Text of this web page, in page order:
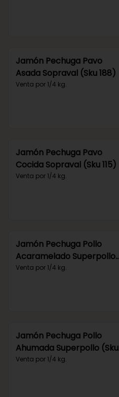
Jamón Pechuga Pavo
Asada Sopraval (Sku 188)
Venta por 1/4 kg.
Jamón Pechuga Pavo
Cocida Sopraval (Sku 115)
Venta por 1/4 kg.
Jamón Pechuga Pollo
Acaramelado Superpollo
(Sku 113)
Venta por 1/4 kg.
Jamón Pechuga Pollo
Ahumada Superpollo (Sku
116)
Venta por 1/4 kg.